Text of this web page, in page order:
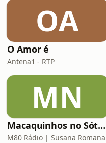
OA
O Amor é
Antena1 - RTP
MN
Macaquinhos no Sótão
M80 Rádio | Susana Romana